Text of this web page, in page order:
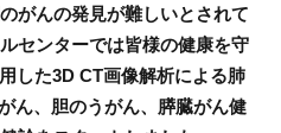
がんの発見が難しいとされて
センターでは皆様の健康を守
した3D CT画像解析による肺
ん、胆のうがん、膵臓がん健